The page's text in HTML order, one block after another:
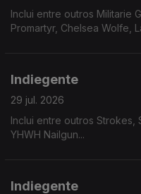
Inclui entre outros Militarie
Promartyr, Chelsea Wolfe,
Indiegente
29 jul. 2026
Inclui entre outros Strokes,
YHWH Nailgun...
Indiegente